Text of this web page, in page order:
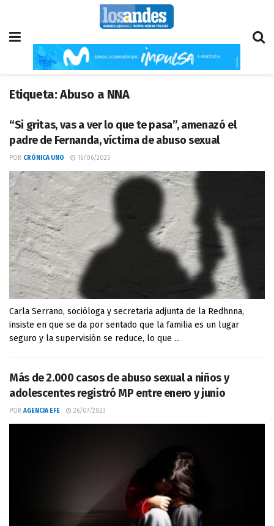
Etiqueta:Abuso a NNA
“Si gritas, vas a ver lo que te pasa”, amenazó el
padre de Fernanda, víctima de abuso sexual
POR CRÓNICA UNO 16/06/2025
Carla Serrano, socióloga y secretaria adjunta de la Redhnna,
insiste en que se da por sentado que la familia es un lugar
seguro y la supervisión se reduce, lo que ...
Más de 2.000 casos de abuso sexual a niños y
adolescentes registró MP entre enero y junio
POR AGENCIA EFE 26/07/2023